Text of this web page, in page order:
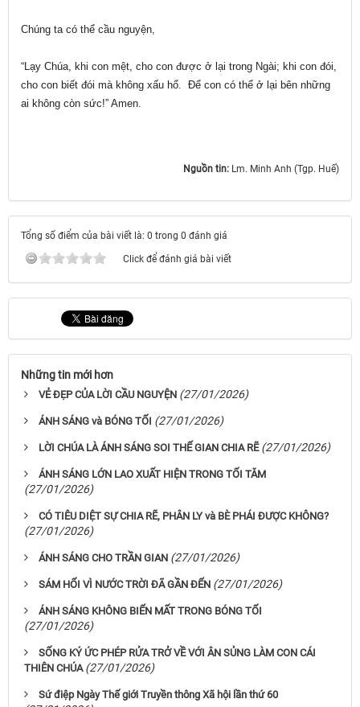
Chúng ta có thể cầu nguyện,
“Lạy Chúa, khi con mệt, cho con được ở lại trong Ngài; khi con đói,
cho con biết đói mà không xấu hổ. Để con có thể ở lại bên những
ai không còn sức!” Amen.
Nguồn tin: Lm. Minh Anh (Tgp. Huế)
Tổng số điểm của bài viết là: 0 trong 0 đánh giá
Click để đánh giá bài viết
Những tin mới hơn
VẺ ĐẸP CỦA LỜI CẦU NGUYỆN (27/01/2026)
ÁNH SÁNG và BÓNG TỐI (27/01/2026)
LỜI CHÚA LÀ ÁNH SÁNG SOI THẾ GIAN CHIA RẼ (27/01/2026)
ÁNH SÁNG LỚN LAO XUẤT HIỆN TRONG TỐI TĂM
(27/01/2026)
CÓ TIÊU DIỆT SỰ CHIA RẼ, PHÂN LY và BÈ PHÁI ĐƯỢC KHÔNG?
(27/01/2026)
ÁNH SÁNG CHO TRẦN GIAN (27/01/2026)
SÁM HỐI VÌ NƯỚC TRỜI ĐÃ GẦN ĐẾN (27/01/2026)
ÁNH SÁNG KHÔNG BIẾN MẤT TRONG BÓNG TỐI
(27/01/2026)
SỐNG KÝ ỨC PHÉP RỬA TRỞ VỀ VỚI ÂN SỦNG LÀM CON CÁI
THIÊN CHÚA (27/01/2026)
Sứ điệp Ngày Thế giới Truyền thông Xã hội lần thứ 60